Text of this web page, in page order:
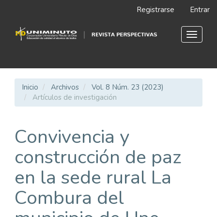
Contenido
principal
Registrarse Entrar
Toggle
Inicio Archivos
Vol. 8 Núm. 23 (2023)
Artículos de investigación
Convivencia y
construcción de paz
en la sede rural La
Combura del